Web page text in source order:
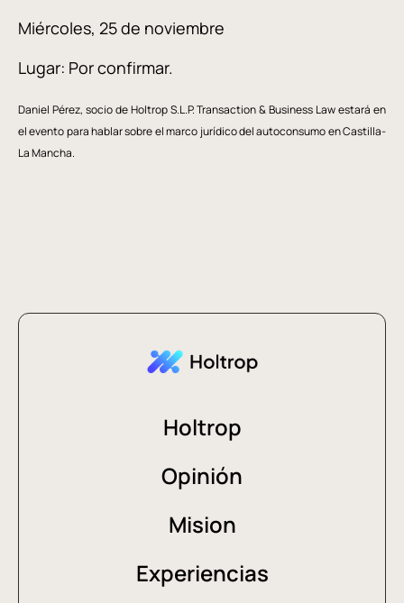
Miércoles, 25 de noviembre
Lugar: Por confirmar.
Daniel Pérez, socio de Holtrop S.L.P. Transaction & Business Law estará en
el evento para hablar sobre el marco jurídico del autoconsumo en Castilla-
La Mancha.
Holtrop
Opinión
Mision
Experiencias